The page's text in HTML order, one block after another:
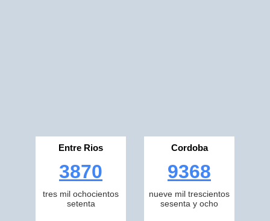
Entre Rios
3870
tres mil ochocientos
setenta
Cordoba
9368
nueve mil trescientos
sesenta y ocho